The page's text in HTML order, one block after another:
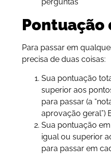
Pontuação
Para passar em
precisa de duas coisas:
Sua pontuação
superior aos
para passar (a
aprovação geral”)
Sua pontuação
igual ou superior
para passar em